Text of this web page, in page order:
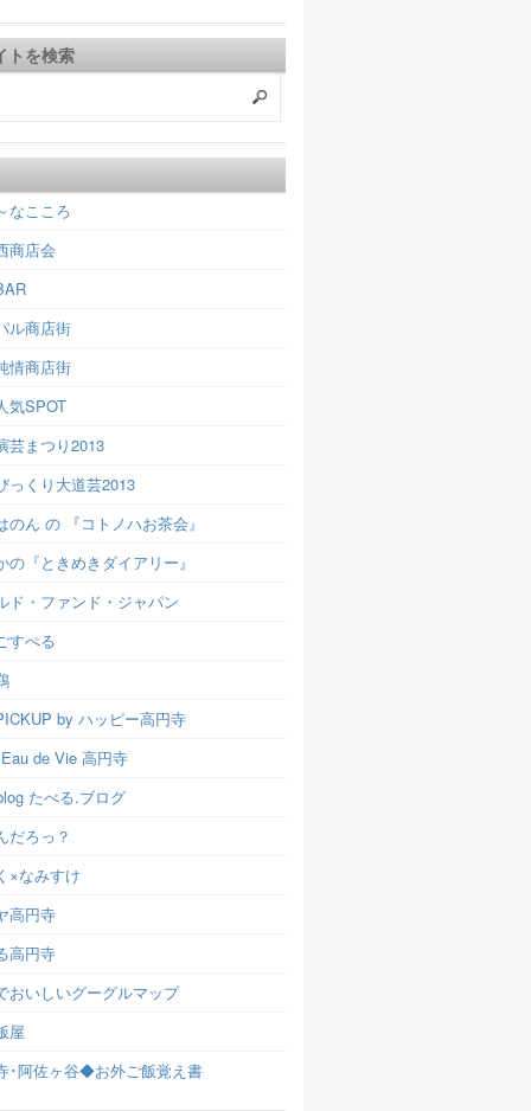
トを検索
なこころ
商店会
ル商店街
情商店街
気SPOT
芸まつり2013
っくり大道芸2013
のん の 『コトノハお茶会』
の『ときめきダイアリー』
ド・ファンド・ジャパン
すぺる
by ハッピー高円寺
de Vie 高円寺
たべる.ブログ
だろっ？
×なみすけ
高円寺
高円寺
おいしいグーグルマップ
屋
･阿佐ヶ谷◆お外ご飯覚え書